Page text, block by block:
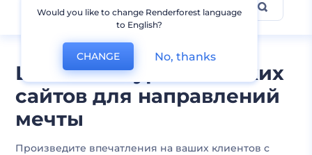
Шаблоны туристических
сайтов для направлений
мечты
Произведите впечатления на ваших клиентов с
Туризм и Гостеприимство
Would you like to change Renderforest language
to English?
CHANGE No, thanks